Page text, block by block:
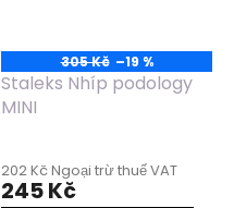
305 Kč –19 %
Staleks Nhíp podology
MINI
202 Kč Ngoại trừ thuế VAT
245 Kč